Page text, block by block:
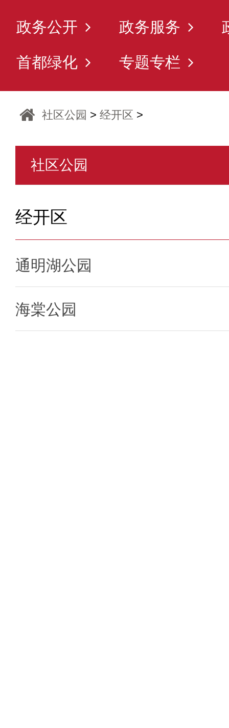
政务公开 政务服务
首都绿化 专题专栏
社区公园 >经开区 >
社区公园
经开区
通明湖公园
海棠公园